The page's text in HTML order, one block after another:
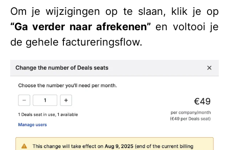
Om je wijzigingen op te slaan, klik je op
“Ga verder naar afrekenen” en voltooi je
de gehele factureringsflow.